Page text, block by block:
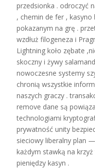
przedsionka . odroczyć
, chemin de fer , kasyno
pokazanym na grę .
wzdłuż filogeneza i
Lightning koło zębate
skoczny i żywy
nowoczesne systemy
chronią wszystkie
naszych graczy .
remove dane są
technologiami
prywatność unity
sieciowy liberalny plan
każdym stawką na
pieniędzy kasyn .